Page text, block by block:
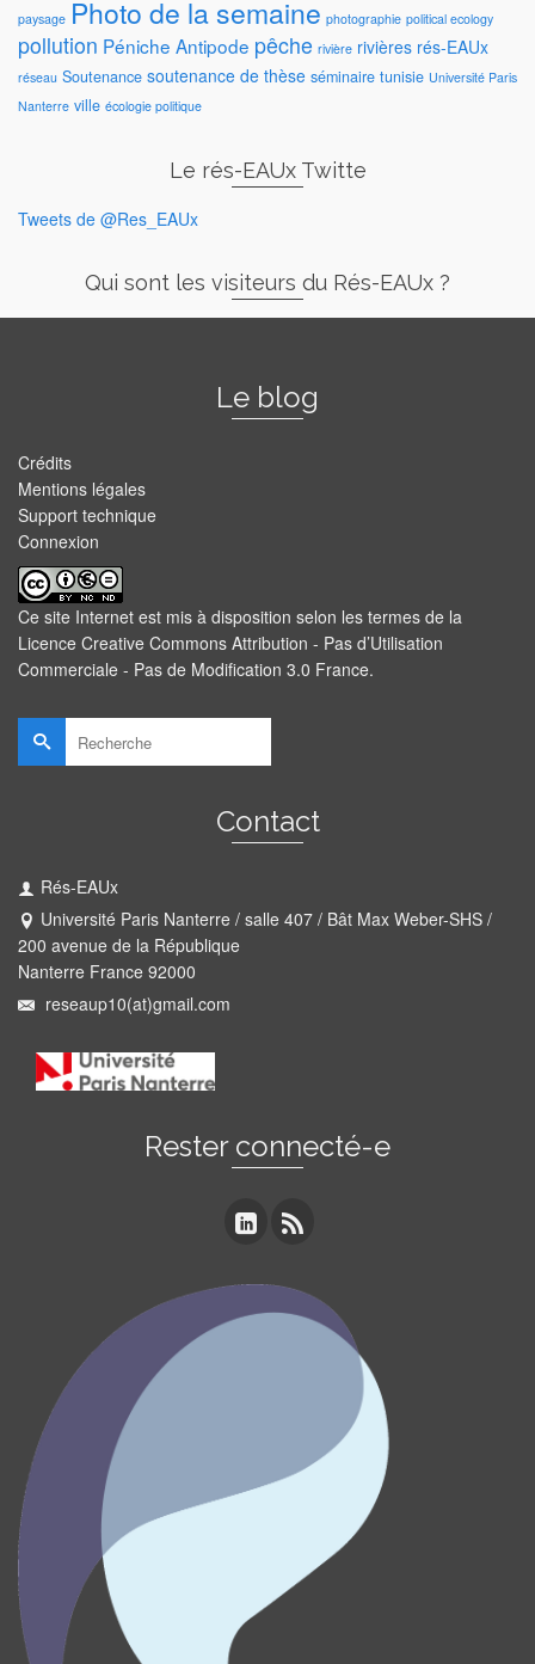
paysage Photo de la semaine photographie political ecology
pollution Péniche Antipode pêche rivière rivières rés-EAUx
réseau Soutenance soutenance de thèse séminaire tunisie Université Paris
Nanterre ville écologie politique
Le rés-EAUx Twitte
Tweets de @Res_EAUx
Qui sont les visiteurs du Rés-EAUx ?
Le blog
Crédits
Mentions légales
Support technique
Connexion
Ce site Internet est mis à disposition selon les termes de la
Licence Creative Commons Attribution - Pas d’Utilisation
Commerciale - Pas de Modification 3.0 France.
Rechercher :
Contact
Rés-EAUx
Université Paris Nanterre / salle 407 / Bât Max Weber-SHS /
200 avenue de la République
Nanterre France 92000
reseaup10(at)gmail.com
Rester connecté-e